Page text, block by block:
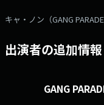
キャ・ノン（GANG PARADE
出演者の追加情報
GANG